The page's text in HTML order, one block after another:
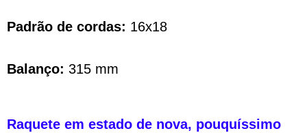
Padrão de cordas: 16x18
Balanço: 315 mm
Raquete em estado de nova, pouquíssimo